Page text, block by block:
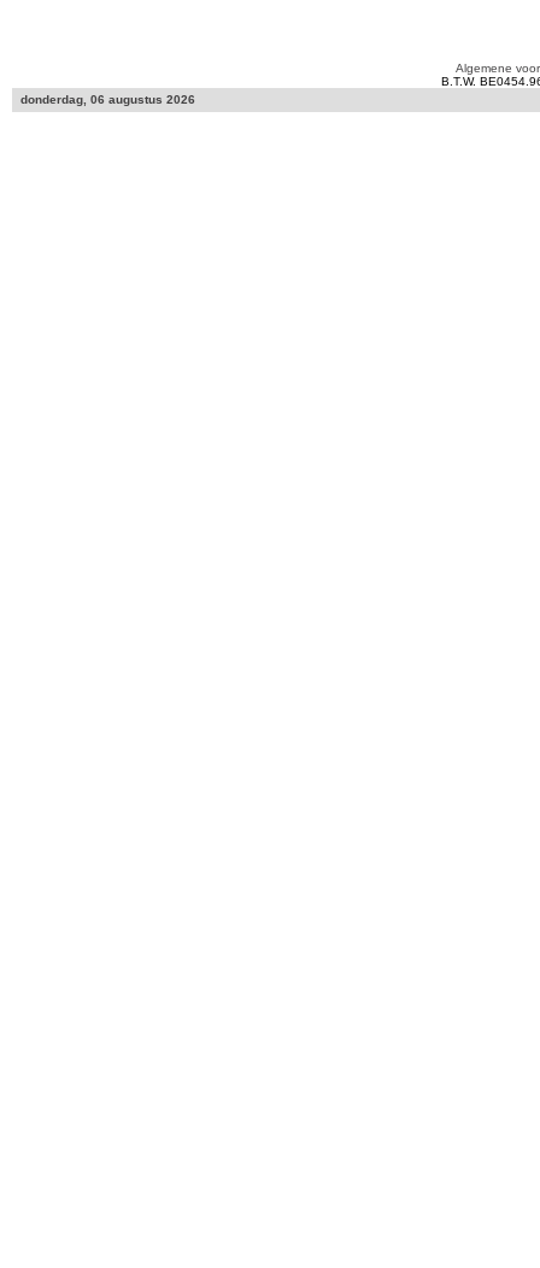
Algemene
B.T.W.
donderdag, 06 augustus 2026